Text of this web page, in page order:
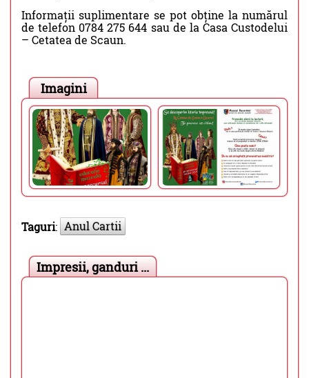
Informații suplimentare se pot obține la numărul
de telefon 0784 275 644 sau de la Casa Custodelui
– Cetatea de Scaun.
Imagini
Taguri: Anul Cartii
Impresii, ganduri ...